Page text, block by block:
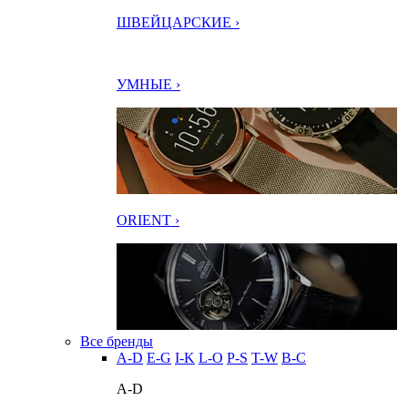
ШВЕЙЦАРСКИЕ ›
УМНЫЕ ›
ORIENT ›
Все бренды
A-D E-G I-K L-O P-S T-W В-С
A-D